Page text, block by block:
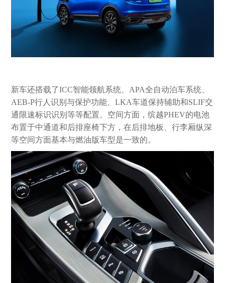
新车还搭载了ICC智能领航系统、APA全自动泊车系统、
AEB-P行人识别与保护功能、LKA车道保持辅助和SLIF交
通限速标识识别等等配置。空间方面，缤越PHEV的电池
布置于中通道和后排座椅下方，在后排地板、行李厢纵深
等空间方面基本与燃油版车型是一致的。